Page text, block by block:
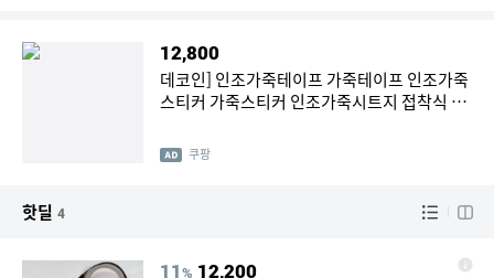
12,800
데코인] 인조가죽테이프 가죽테이프 인조가죽
스티커 가죽스티커 인조가죽시트지 접착식 인
쿠팡
핫딜 4
11% 12,200